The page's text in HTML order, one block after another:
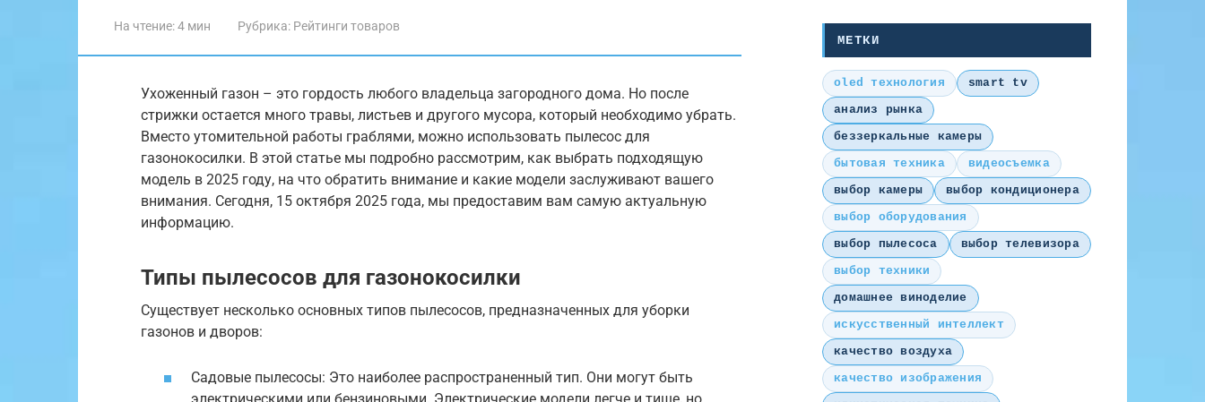
На чтение:4 мин Рубрика: Рейтинги товаров
Ухоженный газон – это гордость любого владельца загородного дома. Но после
стрижки остается много травы, листьев и другого мусора, который необходимо убрать.
Вместо утомительной работы граблями, можно использовать пылесос для
газонокосилки. В этой статье мы подробно рассмотрим, как выбрать подходящую
модель в 2025 году, на что обратить внимание и какие модели заслуживают вашего
внимания. Сегодня, 15 октября 2025 года, мы предоставим вам самую актуальную
информацию.
Типы пылесосов для газонокосилки
Существует несколько основных типов пылесосов, предназначенных для уборки
газонов и дворов:
Садовые пылесосы: Это наиболее распространенный тип. Они могут быть
МЕТКИ
oled технология
smart tv
анализ рынка
беззеркальные камеры
бытовая техника
видеосъемка
выбор камеры
выбор кондиционера
выбор оборудования
выбор пылесоса
выбор телевизора
выбор техники
домашнее виноделие
искусственный интеллект
качество воздуха
качество изображения